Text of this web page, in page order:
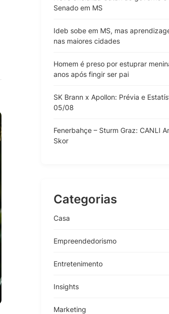
Senado em MS
Ideb sobe em MS, mas
nas maiores cidades
Homem é preso por estuprar
anos após fingir ser pai
SK Brann x Apollon: Prévia e
05/08
Fenerbahçe – Sturm Graz: CANLI
Skor
Categorias
Casa
Empreendedorismo
Entretenimento
Insights
Marketing